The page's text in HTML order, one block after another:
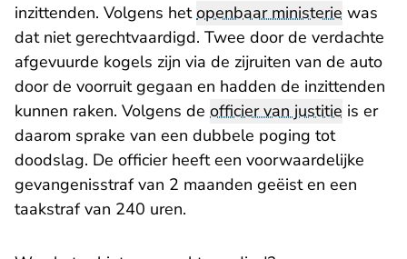
inzittenden. Volgens hetopenbaar ministerie was
dat niet gerechtvaardigd. Twee door de verdachte
afgevuurde kogels zijn via de zijruiten van de auto
door de voorruit gegaan en hadden de inzittenden
kunnen raken. Volgens de officier van justitie is er
daarom sprake van een dubbele poging tot
doodslag. De officier heeft een voorwaardelijke
gevangenisstraf van 2 maanden geëist en een
taakstraf van 240 uren.